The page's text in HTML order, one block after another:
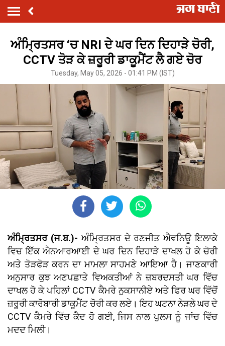
ਅੰਮ੍ਰਿਤਸਰ ‘ਚ NRI ਦੇ ਘਰ ਦਿਨ ਦਿਹਾੜੇ ਚੋਰੀ,
CCTV ਤੋੜ ਕੇ ਜ਼ਰੂਰੀ ਡਾਕੂਮੈਂਟ ਲੈ ਗਏ ਚੋਰ
Tuesday, May 05, 2026 - 01:41 PM (IST)
ਅੰਮ੍ਰਿਤਸਰ (ਜ.ਬ.)- ਅੰਮ੍ਰਿਤਸਰ ਦੇ ਰਣਜੀਤ ਐਵਨਿਊ ਇਲਾਕੇ
ਵਿਚ ਇੱਕ ਐਨਆਰਆਈ ਦੇ ਘਰ ਦਿਨ ਦਿਹਾੜੇ ਦਾਖਲ ਹੋ ਕੇ ਚੋਰੀ
ਅਤੇ ਤੋੜਫੋੜ ਕਰਨ ਦਾ ਮਾਮਲਾ ਸਾਹਮਣੇ ਆਇਆ ਹੈ। ਜਾਣਕਾਰੀ
ਅਨੁਸਾਰ ਕੁਝ ਅਣਪਛਾਤੇ ਵਿਅਕਤੀਆਂ ਨੇ ਜ਼ਬਰਦਸਤੀ ਘਰ ਵਿੱਚ
ਦਾਖਲ ਹੋ ਕੇ ਪਹਿਲਾਂ CCTV ਕੈਮਰੇ ਨੁਕਸਾਨੀਏ ਅਤੇ ਫਿਰ ਘਰ ਵਿੱਚੋਂ
ਜ਼ਰੂਰੀ ਕਾਰੋਬਾਰੀ ਡਾਕੂਮੈਂਟ ਚੋਰੀ ਕਰ ਲਏ। ਇਹ ਘਟਨਾ ਨੇੜਲੇ ਘਰ ਦੇ
CCTV ਕੈਮਰੇ ਵਿੱਚ ਕੈਦ ਹੋ ਗਈ, ਜਿਸ ਨਾਲ ਪੁਲਸ ਨੂੰ ਜਾਂਚ ਵਿੱਚ
ਮਦਦ ਮਿਲੀ।